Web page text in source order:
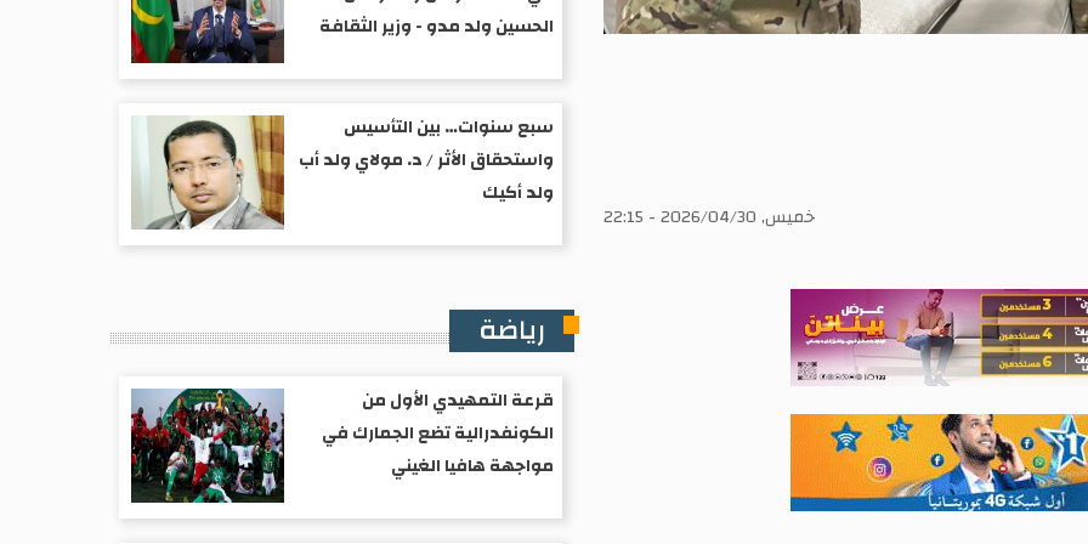
خميس, 2026/04/30 - 22:15
الحسين ولد مدو - وزير الثقافة
سبع سنوات… بين التأسيس
واستحقاق الأثر / د. مولاي ولد أب
ولد أكيك
رياضة
قرعة التمهيدي الأول من
الكونفدرالية تضع الجمارك في
مواجهة هافيا الغيني